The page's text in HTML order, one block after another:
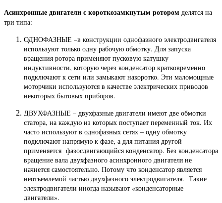
Асинхронные двигатели с короткозамкнутым ротором делятся на
три типа:
ОДНОФАЗНЫЕ –в конструкции однофазного электродвигателя
используют только одну рабочую обмотку. Для запуска
вращения ротора применяют пусковую катушку
индуктивности, которую через конденсатор кратковременно
подключают к сети или замыкают накоротко. Эти маломощные
моторчики используются в качестве электрических приводов
некоторых бытовых приборов.
ДВУХФАЗНЫЕ – двухфазные двигатели имеют две обмотки
статора, на каждую из которых поступает переменный ток. Их
часто используют в однофазных сетях – одну обмотку
подключают напрямую к фазе, а для питания другой
применяется фазосдвигающийся конденсатор. Без конденсатора
вращение вала двухфазного асинхронного двигателя не
начнется самостоятельно. Потому что конденсатор является
неотъемлемой частью двухфазного электродвигателя. Такие
электродвигатели иногда называют «конденсаторные
двигатели».